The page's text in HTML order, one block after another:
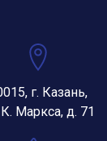
г. Казань,
Маркса, д. 71